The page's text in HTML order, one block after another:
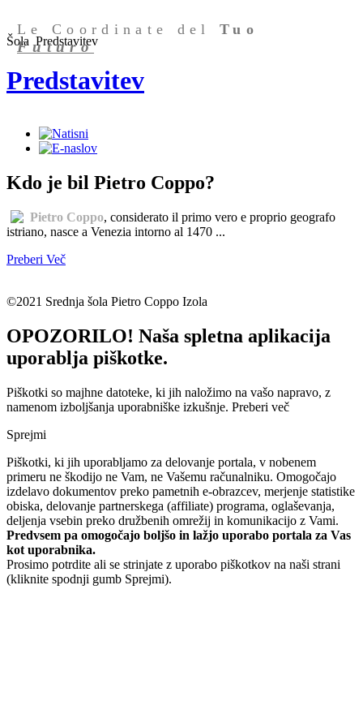
Le Coordinate delTuo
Futuro
Šola Predstavitev
Predstavitev
Kdo je bil Pietro Coppo?
Pietro Coppo, considerato il primo vero e proprio geografo
istriano, nasce a Venezia intorno al 1470 ...
Preberi Več
©2021 Srednja šola Pietro Coppo Izola
OPOZORILO! Naša spletna aplikacija
uporablja piškotke.
Piškotki so majhne datoteke, ki jih naložimo na vašo napravo, z
namenom izboljšanja uporabniške izkušnje. Preberi več
Sprejmi
Piškotki, ki jih uporabljamo za delovanje portala, v nobenem
primeru ne škodijo ne Vam, ne Vašemu računalniku. Omogočajo
izdelavo dokumentov preko pametnih e-obrazcev, merjenje statistike
obiska, delovanje partnerskega (affiliate) programa, oglaševanja,
deljenja vsebin preko družbenih omrežij in komunikacijo z Vami.
Predvsem pa omogočajo boljšo in lažjo uporabo portala za Vas
kot uporabnika.
Prosimo potrdite ali se strinjate z uporabo piškotkov na naši strani
(kliknite spodnji gumb Sprejmi).